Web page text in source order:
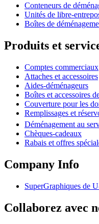
Conteneurs de
Unités de libre-
Boîtes de
Produits et
Comptes commerciaux
Attaches et accessoires
Aides-déménageurs
Boîtes et accessoires
Couverture pour les
Remplissages et
Déménagement au
Chèques-cadeaux
Rabais et offres
Company Info
SuperGraphiques de
Collaborez avec